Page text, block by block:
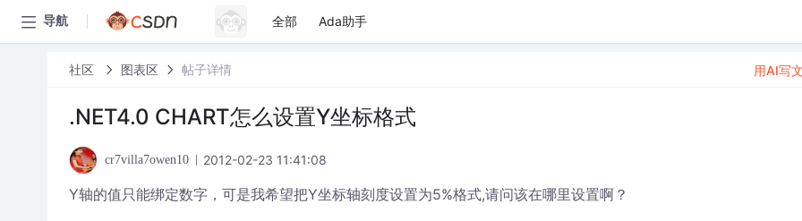
导航 全部 Ada助手
社区 图表区 帖子详情
.NET4.0 CHART怎么设置Y坐标格式
cr7villa7owen10 2012-02-23 11:41:08
Y轴的值只能绑定数字，可是我希望把Y坐标轴刻度设置为5%格式,请问该在哪里设置啊？
用AI写